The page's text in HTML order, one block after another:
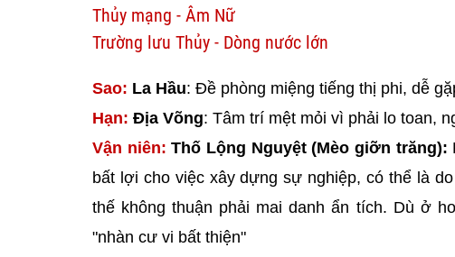
Thủy mạng - Âm Nữ
Trường lưu Thủy - Dòng nước lớn
Sao: La Hầu: Đề phòng miệng tiếng thị phi, dễ
Hạn: Địa Võng: Tâm trí mệt mỏi vì phải lo toan,
Vận niên: Thố Lộng Nguyệt (Mèo giỡn trăng):
bất lợi cho việc xây dựng sự nghiệp, có thể là
thế không thuận phải mai danh ẩn tích. Dù ở
"nhàn cư vi bất thiện"